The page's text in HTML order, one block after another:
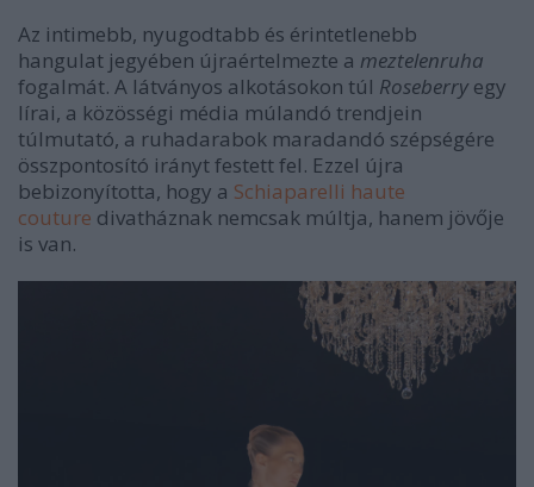
Az intimebb, nyugodtabb és érintetlenebb
hangulat jegyében újraértelmezte a meztelenruha
fogalmát. A látványos alkotásokon túl Roseberry egy
lírai, a közösségi média múlandó trendjein
túlmutató, a ruhadarabok maradandó szépségére
összpontosító irányt festett fel. Ezzel újra
bebizonyította, hogy a Schiaparelli haute
couture divatháznak nemcsak múltja, hanem jövője
is van.